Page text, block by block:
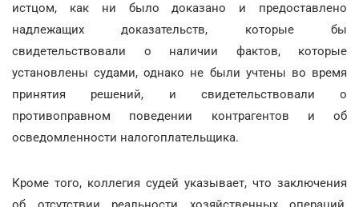
истцом, как ни было доказано и предоставлено
надлежащих доказательств, которые бы
свидетельствовали о наличии фактов, которые
установлены судами, однако не были учтены во время
принятия решений, и свидетельствовали о
противоправном поведении контрагентов и об
осведомленности налогоплательщика.
Кроме того, коллегия судей указывает, что заключения